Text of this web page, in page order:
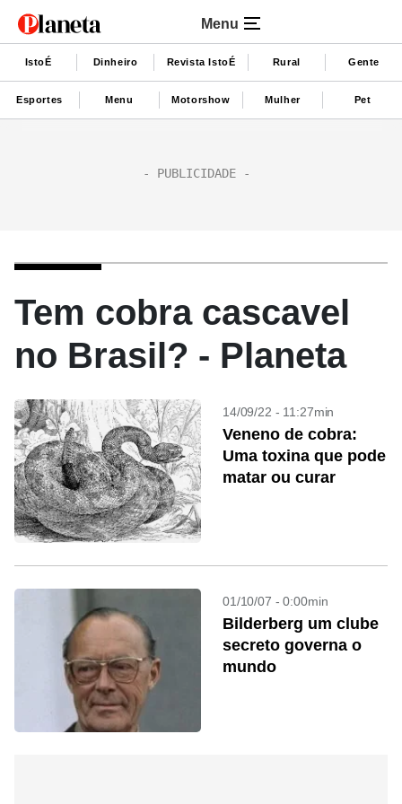
Menu
IstoÉ Dinheiro Revista IstoÉ Rural Gente
Esportes Menu Motorshow Mulher Pet
Tem cobra cascavel
no Brasil? - Planeta
14/09/22 - 11:27min
Veneno de cobra:
Uma toxina que pode
matar ou curar
01/10/07 - 0:00min
Bilderberg um clube
secreto governa o
mundo